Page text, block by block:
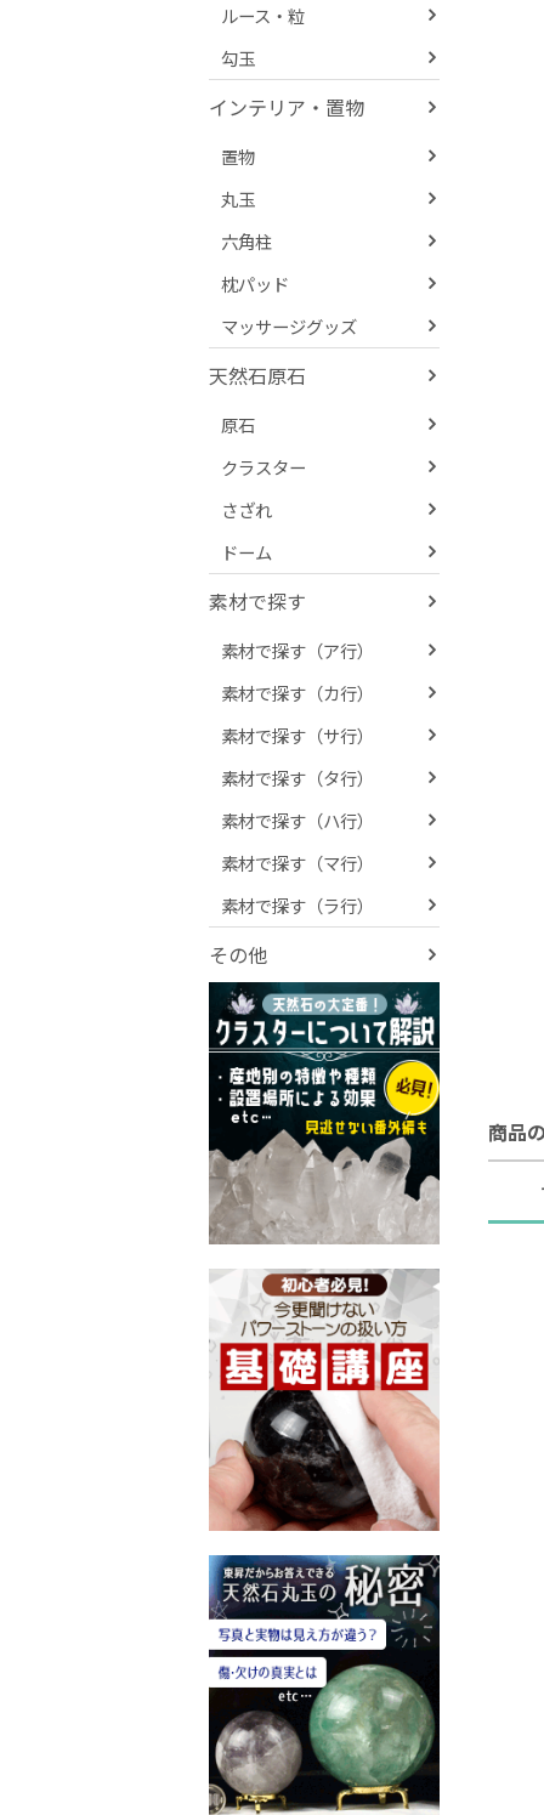
ルース・粒
勾玉
インテリア・置物
置物
丸玉
六角柱
枕パッド
マッサージグッズ
天然石原石
原石
クラスター
さざれ
ドーム
素材で探す
素材で探す（ア行）
素材で探す（カ行）
素材で探す（サ行）
素材で探す（タ行）
素材で探す（ハ行）
素材で探す（マ行）
素材で探す（ラ行）
その他
商品